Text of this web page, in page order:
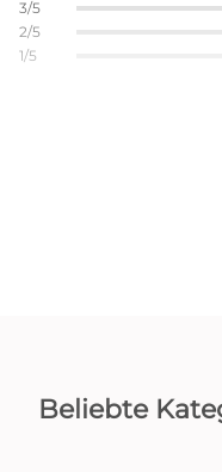
3/5
2/5
1/5
Beliebte